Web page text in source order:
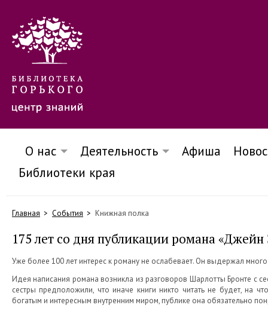
О нас Деятельность Афиша
Библиотеки края
Главная События Книжная полка
175 лет со дня публикации романа «Джейн
Уже более 100 лет интерес к роману не ослабевает. Он выдержал
Идея написания романа возникла из разговоров Шарлотты Бронте с
сестры предположили, что иначе книги никто читать не будет, на
богатым и интересным внутренним миром, публике она обязательно